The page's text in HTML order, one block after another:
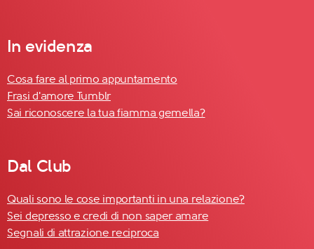
In evidenza
Cosa fare al primo appuntamento
Frasi d'amore Tumblr
Sai riconoscere la tua fiamma gemella?
Dal Club
Quali sono le cose importanti in una relazione?
Sei depresso e credi di non saper amare
Segnali di attrazione reciproca